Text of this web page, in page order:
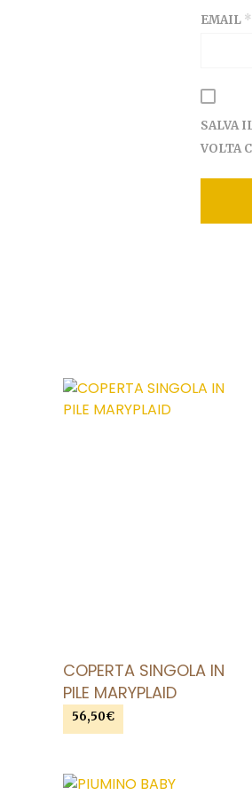
EMAIL *
SALVA
VOLTA
COPERTA SINGOLA IN
PILE MARYPLAID
56,50€
ha